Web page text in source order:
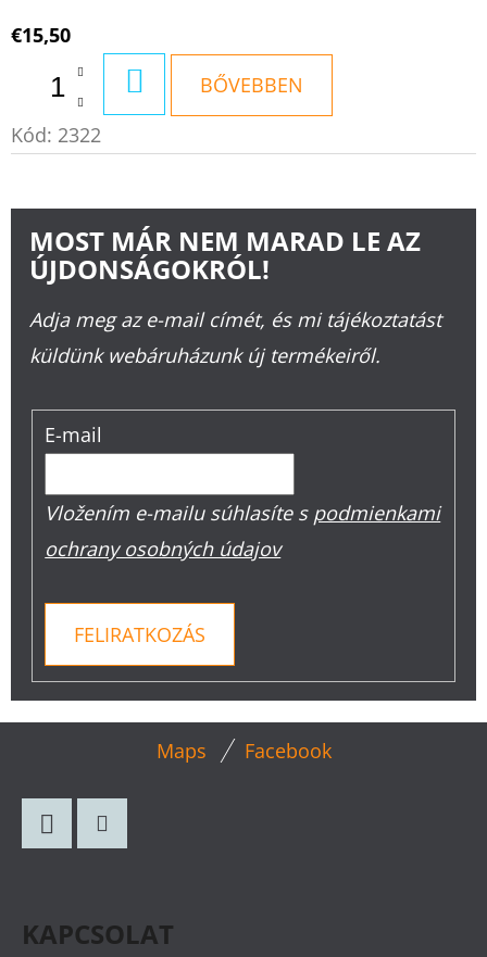
€15,50
KOSÁRBABŐVEBBEN
Kód: 2322
MOST MÁR NEM MARAD LE AZ
ÚJDONSÁGOKRÓL!
Adja meg az e-mail címét, és mi tájékoztatást
küldünk webáruházunk új termékeiről.
E-mail
Vložením e-mailu súhlasíte s podmienkami
ochrany osobných údajov
FELIRATKOZÁS
Maps Facebook
KAPCSOLAT